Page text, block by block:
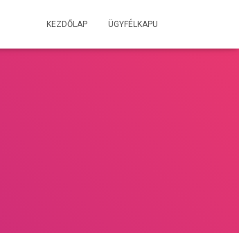
KEZDŐLAP ÜGYFÉLKAPU